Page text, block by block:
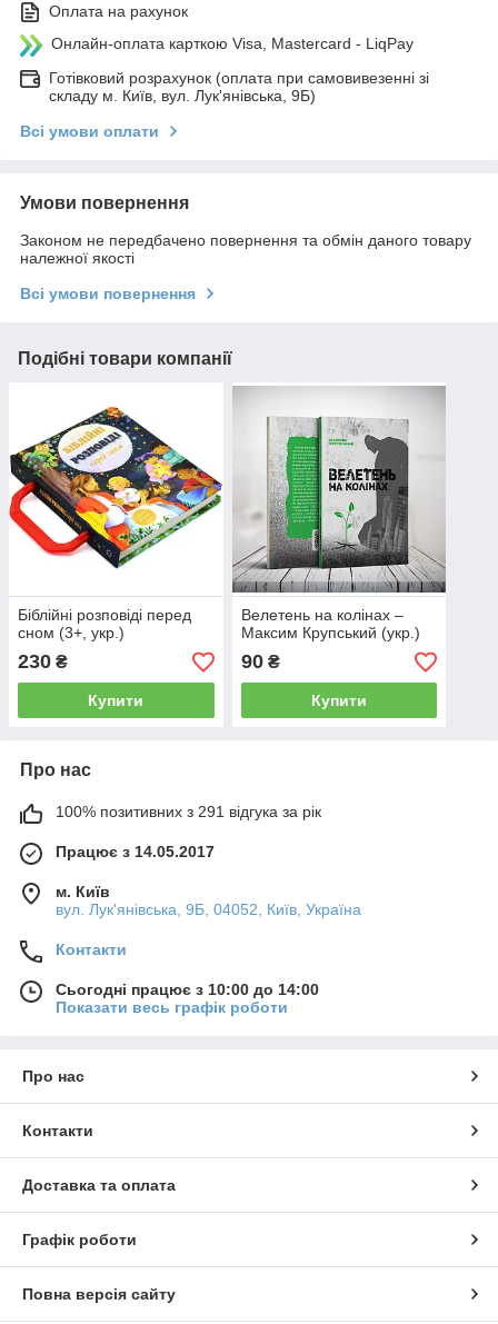
Оплата на рахунок
Онлайн-оплата карткою Visa, Mastercard - LiqPay
Готівковий розрахунок (оплата при самовивезенні зі
складу м. Київ, вул. Лук'янівська, 9Б)
Всі умови оплати
Умови повернення
Законом не передбачено повернення та обмін даного товару
належної якості
Всі умови повернення
Подібні товари компанії
Біблійні розповіді перед
сном (3+, укр.)
230 ₴
Купити
Велетень на колінах –
Максим Крупський (укр.)
90₴
Купити
Про нас
100% позитивних з 291 відгука за рік
Працює з 14.05.2017
м. Київ
вул. Лук'янівська, 9Б, 04052, Київ, Україна
Контакти
Сьогодні працює з 10:00 до 14:00
Показати весь графік роботи
Про нас
Контакти
Доставка та оплата
Графік роботи
Повна версія сайту